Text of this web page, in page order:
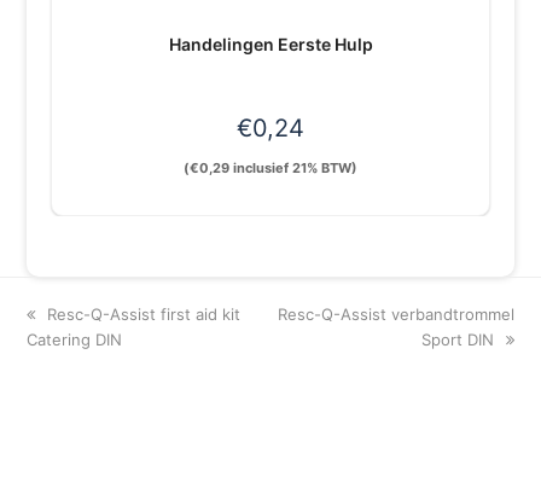
Handelingen Eerste Hulp
€0,24
(€0,29 inclusief 21% BTW)
previous
post:
Resc-Q-Assist first aid kit
Catering DIN
next
Resc-Q-Assist verbandtrommel
Sport DIN